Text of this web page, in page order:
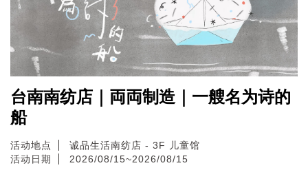
台南南纺店｜両両制造｜一艘名为诗的
船
活动地点
诚品生活南纺店 - 3F 儿童馆
活动日期
2026/08/15~2026/08/15